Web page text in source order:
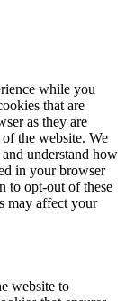
while you
that are
as they are
the website. We
understand how
in your browser
to opt-out of these
may affect your
website to